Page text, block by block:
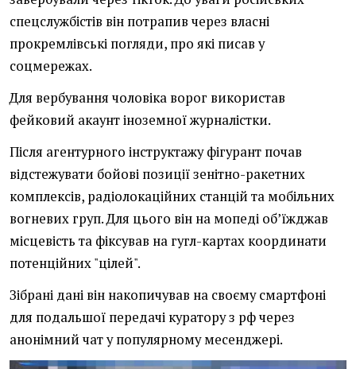
спецслужбістів він потрапив через власні
прокремлівські погляди, про які писав у
соцмережах.
Для вербування чоловіка ворог використав
фейковий акаунт іноземної журналістки.
Після агентурного інструктажу фігурант почав
відстежувати бойові позиції зенітно-ракетних
комплексів, радіолокаційних станцій та мобільних
вогневих груп. Для цього він на мопеді об’їжджав
місцевість та фіксував на гугл-картах координати
потенційних "цілей".
Зібрані дані він накопичував на своєму смартфоні
для подальшої передачі куратору з рф через
анонімний чат у популярному месенджері.